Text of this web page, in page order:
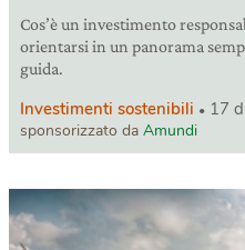
Cos’è un investimento
orientarsi in un panorama
guida.
Investimenti sostenibili 17
sponsorizzato da Amundi